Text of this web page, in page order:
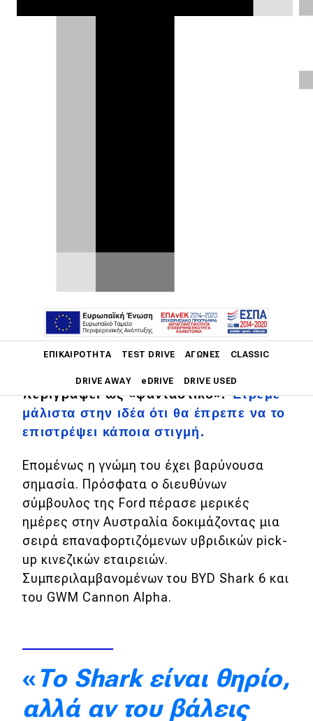
ΕΠΙΚΑΙΡΌΤΗΤΑ TEST DRIVE ΑΓΏΝΕΣ CLASSIC
DRIVE AWAY eDRIVE DRIVE USED
Main navigation
Επικαιρότητα
Νέα μοντέλα
Πρωτότυπα
Ελλάδα
Κόσμος
Τεχνολογία
Ασφάλεια
Απόψεις
Test Drive
O Jim Farley δεν μασάει τα λόγια του.
Θα θυμάσαι βέβαια ότι οδηγούσε επί
έξι μήνες ένα Xiaomi SU7 και το είχε
περιγράψει ως «φανταστικό».Έτρεμε
μάλιστα στην ιδέα ότι θα έπρεπε να το
επιστρέψει κάποια στιγμή.
Επομένως η γνώμη του έχει βαρύνουσα
σημασία. Πρόσφατα ο διευθύνων
σύμβουλος της Ford πέρασε μερικές
ημέρες στην Αυστραλία δοκιμάζοντας μια
σειρά επαναφορτιζόμενων υβριδικών pick-
up κινεζικών εταιρειών.
Συμπεριλαμβανομένων του BYD Shark 6 και
του GWM Cannon Alpha.
«Το Shark είναι θηρίο,
αλλά αν του βάλεις